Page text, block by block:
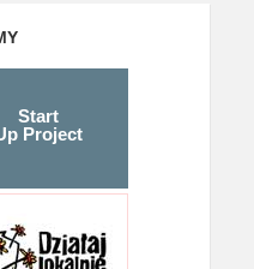
Start
Project